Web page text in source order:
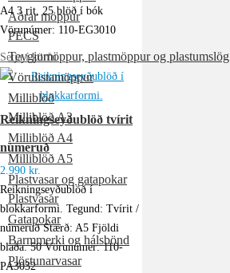
Aðrar möppur
PECS
Teygjumöppur, plastmöppur og plastumslög
Vörulistamöppur
Milliblöð
Milliblöð A3
Milliblöð A4
Milliblöð A5
Plastvasar og gatapokar
Plastvasar
Gatapokar
Barmmerki og hálsbönd
Plöstunarvasar
A4 3 rit, 25 blöð í bók
Vörunúmer: 110-EG3010
Setja í körfu
Reikningseyðublöð tvírit
númeruð
2.990 kr.
Reikningseyðublöð í
blokkarformi. Tegund: Tvírit /
númeruð Stærð: A5 Fjöldi
blaða: 50 Vörunúmer: 110-
PA3032